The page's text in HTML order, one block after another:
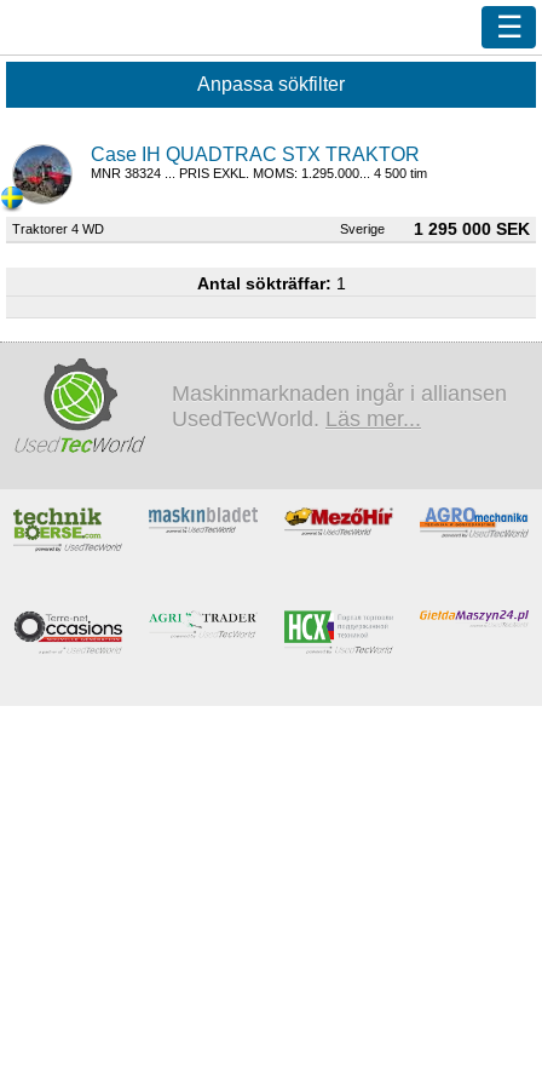
Våra handlare
Efterlys
Bevaka
Kundservice
Logga in
Maskinmarknaden ingår i alliansen
UsedTecWorld. Läs mer...
Case IH QUADTRAC STX TRAKTOR
MNR 38324 ... PRIS EXKL. MOMS: 1.295.000... 4 500 tim
Traktorer 4 WD Sverige 1 295 000 SEK
Antal sökträffar: 1